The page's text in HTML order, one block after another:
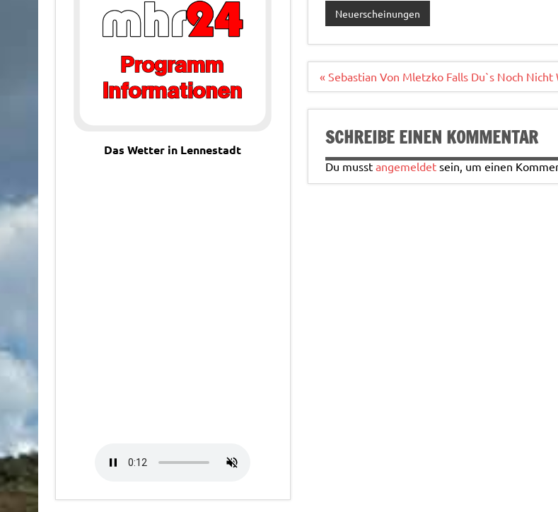
e
b
o
o
k
it
te
r
ai
l
n
Neuerscheinungen
Beitragsnavigation
« Sebastian Von Mletzko Falls Du`s Noch Nicht
SCHREIBE EINEN KOMMENTAR
Du musst angemeldetsein, um einen
Das Wetter in Lennestadt